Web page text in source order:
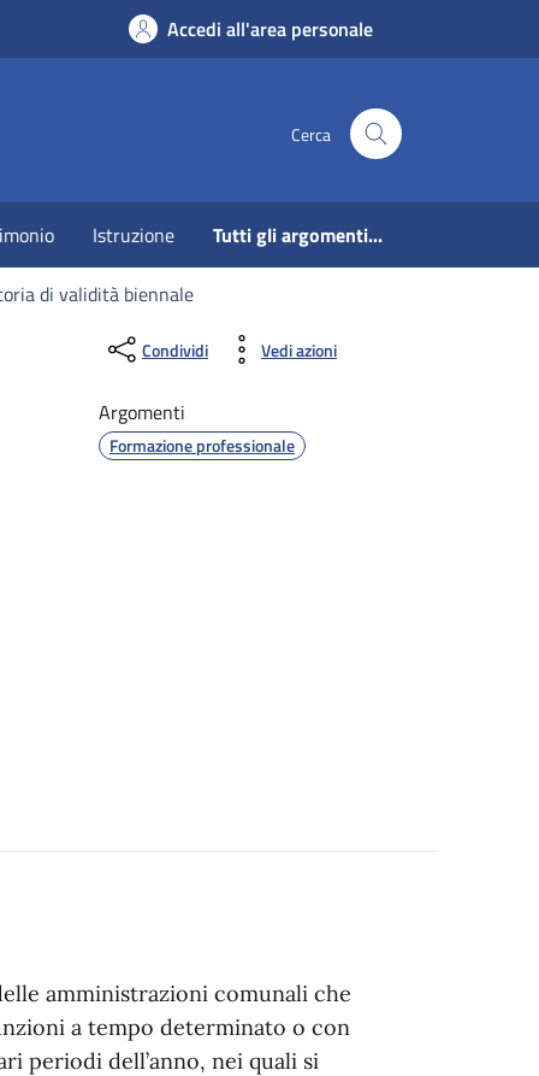
Accedi all'area personale
Cerca
Istruzione Tutti gli argomenti...
di validità biennale
Condividi Vedi azioni
Argomenti
Formazione professionale
amministrazioni comunali che
a tempo determinato o con
periodi dell’anno, nei quali si